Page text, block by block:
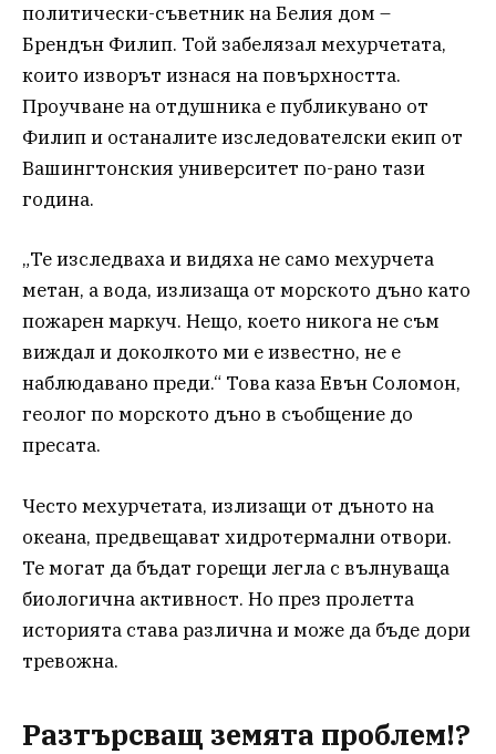
политически-съветник на Белия дом –
Брендън Филип. Той забелязал мехурчетата,
които изворът изнася на повърхността.
Проучване на отдушника е публикувано от
Филип и останалите изследователски екип от
Вашингтонския университет по-рано тази
година.
„Те изследваха и видяха не само мехурчета
метан, а вода, излизаща от морското дъно като
пожарен маркуч. Нещо, което никога не съм
виждал и доколкото ми е известно, не е
наблюдавано преди.“ Това каза Евън Соломон,
геолог по морското дъно в съобщение до
пресата.
Често мехурчетата, излизащи от дъното на
океана, предвещават хидротермални отвори.
Те могат да бъдат горещи легла с вълнуваща
биологична активност. Но през пролетта
историята става различна и може да бъде дори
тревожна.
Разтърсващ земята проблем!?